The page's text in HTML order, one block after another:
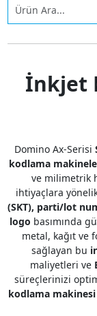
İnkjet
Domino Ax-Serisi
kodlama
ve milimetrik
ihtiyaçlara
(SKT), parti/lot
logo basımında
metal, kağıt ve
sağlayan bu
maliyetleri ve
süreçlerinizi
kodlama